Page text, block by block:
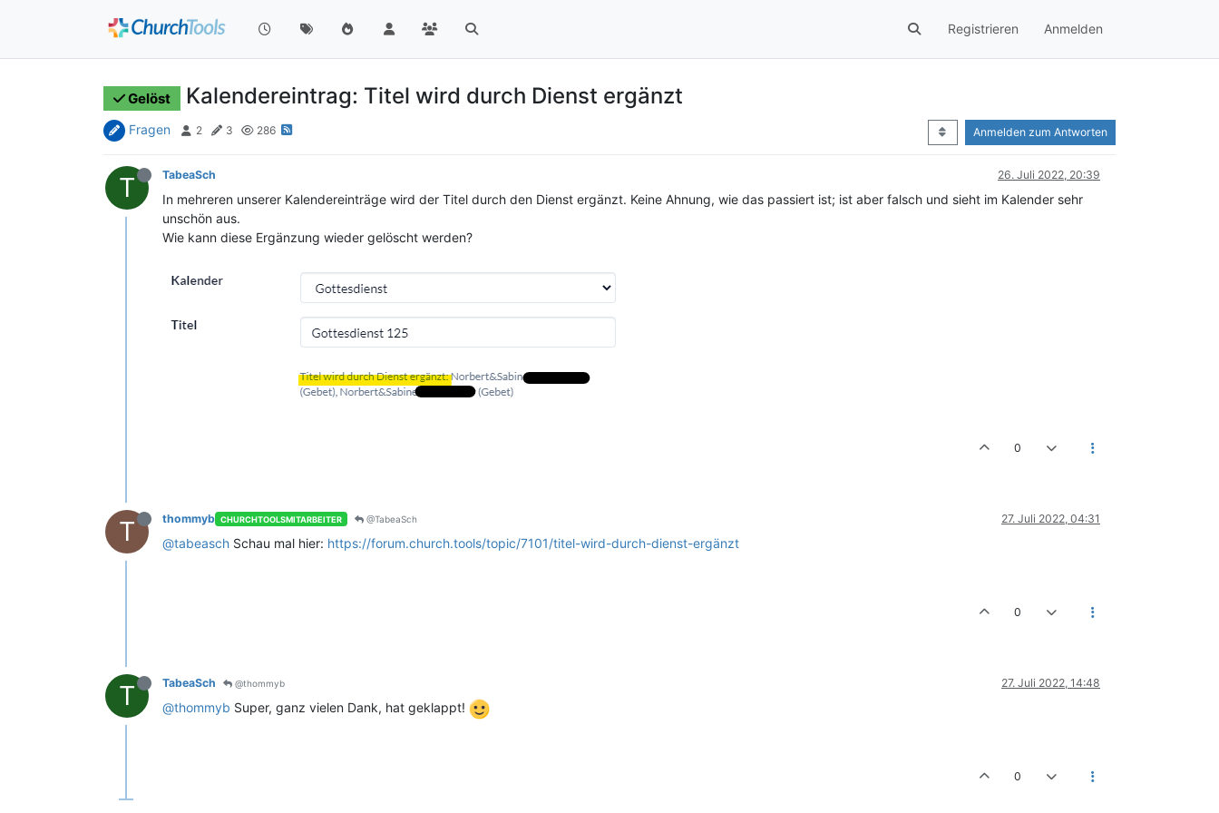
Registrieren Anmelden
Gelöst Kalendereintrag: Titel wird durch Dienst ergänzt
Fragen 2 3 286 Anmelden zum Antworten
T TabeaSch 26. Juli 2022, 20:39
In mehreren unserer Kalendereinträge wird der Titel durch den Dienst ergänzt. Keine Ahnung, wie das passiert ist; ist aber falsch und sieht im Kalender sehr
unschön aus.
Wie kann diese Ergänzung wieder gelöscht werden?
0
T thommyb CHURCHTOOLSMITARBEITER @TabeaSch 27. Juli 2022, 04:31
@tabeasch Schau mal hier: https://forum.church.tools/topic/7101/titel-wird-durch-dienst-ergänzt
0
T TabeaSch @thommyb 27. Juli 2022, 14:48
@thommyb Super, ganz vielen Dank, hat geklappt!
0